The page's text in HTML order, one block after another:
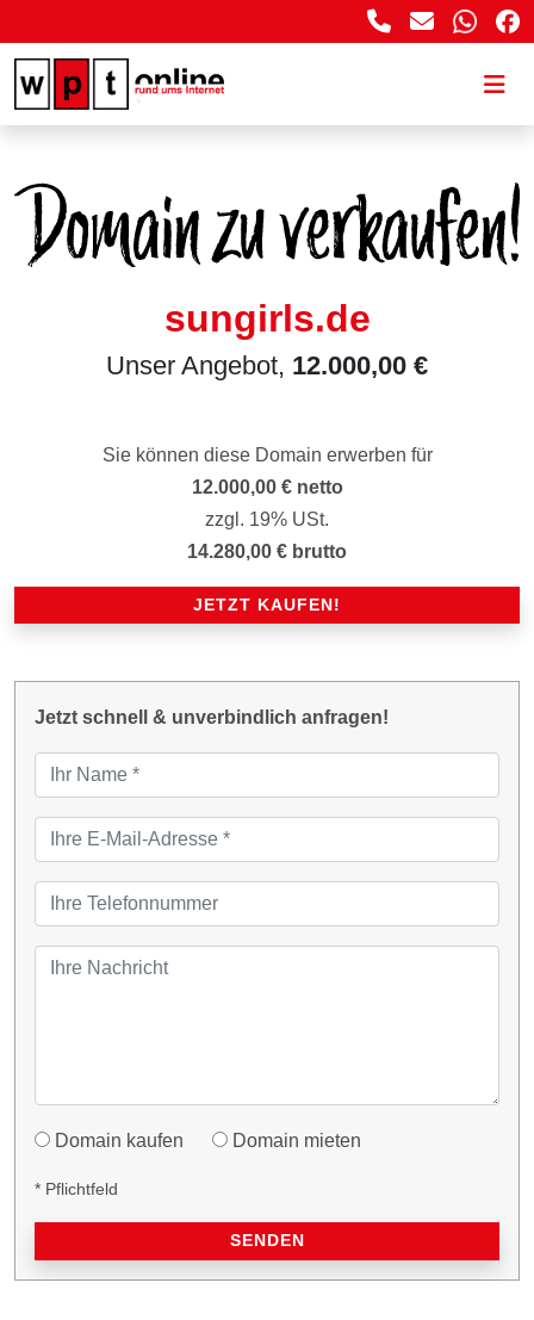
sungirls.de
Unser Angebot, 12.000,00 €
Sie können diese Domain erwerben für
12.000,00 € netto
zzgl. 19% USt.
14.280,00 € brutto
Jetzt schnell & unverbindlich anfragen!
Domain kaufen Domain mieten
* Pflichtfeld
SENDEN